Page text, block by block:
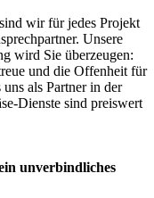
sind wir für jedes Projekt
Unsere
wird Sie überzeugen:
und die Offenheit für
als Partner in der
Dienste sind preiswert
unverbindliches